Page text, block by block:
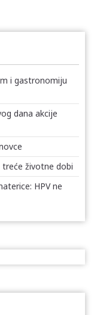
i gastronomiju
dana akcije
životne dobi
HPV ne